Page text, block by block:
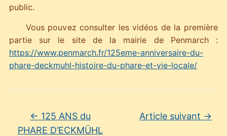
public.
Vous pouvez consulter les vidéos de la première
partie sur le site de la mairie de Penmarch :
https://www.penmarch.fr/125eme-anniversaire-du-
phare-deckmuhl-histoire-du-phare-et-vie-locale/
← 125 ANS du
PHARE D’ECKMÜHL
Article suivant →